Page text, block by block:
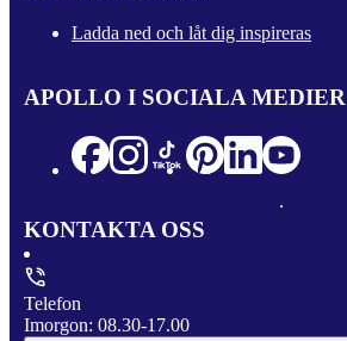
Ladda ned och låt dig inspireras
APOLLO I SOCIALA MEDIER
KONTAKTA OSS
Telefon
Imorgon: 08.30-17.00